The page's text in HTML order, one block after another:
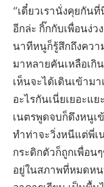
“เดี๋ยวเรานั่งคุยกัน
อีกล่ะ กิ๊กกับเพื่อนง่ว
นาทีหนูก็รู้สึกถึงควา
มาหลายคันเหลือเกิ
เห็นจะได้เดินเข้าม
อะไรกันเนี่ยเยอะแ
เนตรพูดจบก็ดึงหนูเ
ทำท่าจะวิ่งหนีแต่พี่
กระดิกตัวก็ถูกเพื่อน
อยู่ในสภาพที่หมดห